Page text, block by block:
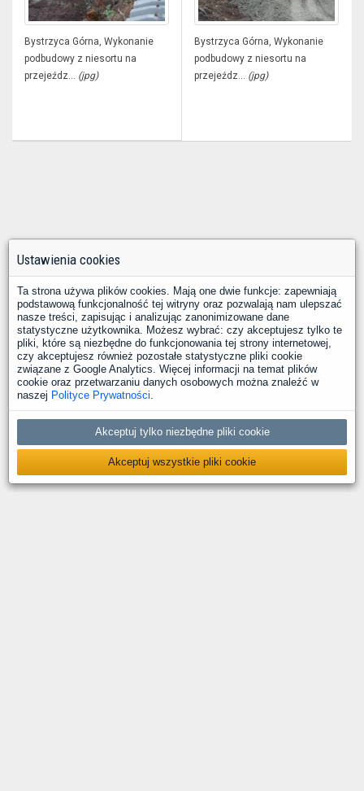
Bystrzyca Górna, Wykonanie
podbudowy z niesortu na
przejeźdz... (jpg)
Bystrzyca Górna, Wykonanie
podbudowy z niesortu na
przejeźdz... (jpg)
Ustawienia cookies
Ta strona używa plików cookies. Mają one dwie funkcje: zapewniają
podstawową funkcjonalność tej witryny oraz pozwalają nam ulepszać
nasze treści, zapisując i analizując zanonimizowane dane
statystyczne użytkownika. Możesz wybrać: czy akceptujesz tylko te
pliki, które są niezbędne do funkcjonowania tej strony internetowej,
czy akceptujesz również pozostałe statystyczne pliki cookie
związane z Google Analytics. Więcej informacji na temat plików
cookie oraz przetwarzaniu danych osobowych można znaleźć w
naszej Polityce Prywatności.
Akceptuj tylko niezbędne pliki cookie
Akceptuj wszystkie pliki cookie